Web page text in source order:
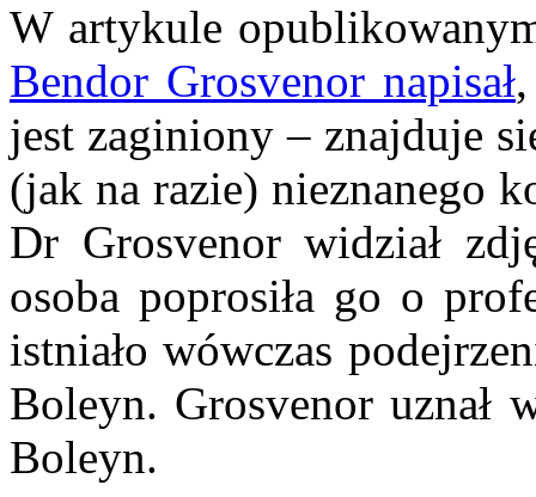
W artykule
Bendor Grosvenor napisał
jest zaginiony – znajduje
(jak na razie) nieznanego
Dr Grosvenor widział
osoba poprosiła go o
istniało wówczas
Boleyn. Grosvenor uznał
Boleyn.